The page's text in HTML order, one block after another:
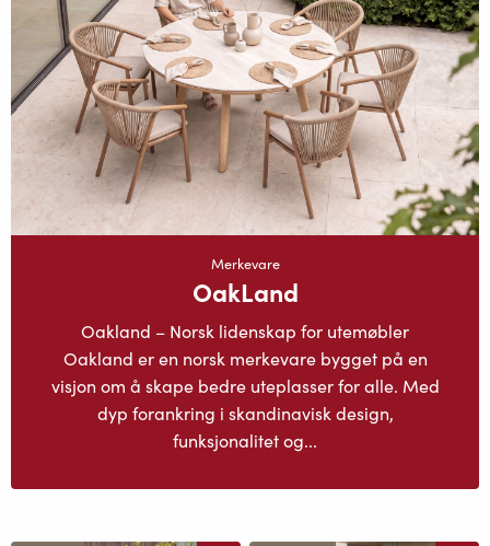
Merkevare
OakLand
Oakland – Norsk lidenskap for utemøbler
Oakland er en norsk merkevare bygget på en
visjon om å skape bedre uteplasser for alle. Med
dyp forankring i skandinavisk design,
funksjonalitet og...